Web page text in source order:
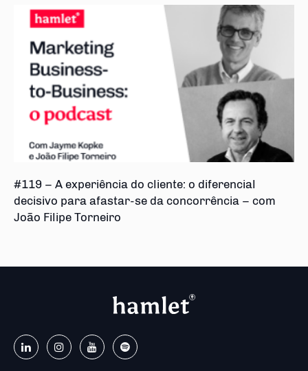
#119 – A experiência do cliente: o diferencial
decisivo para afastar-se da concorrência – com
João Filipe Torneiro